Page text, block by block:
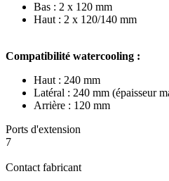
Bas : 2 x 120 mm
Haut : 2 x 120/140 mm
Compatibilité watercooling :
Haut : 240 mm
Latéral : 240 mm (épaisseur
Arrière : 120 mm
Ports d'extension
7
Contact fabricant